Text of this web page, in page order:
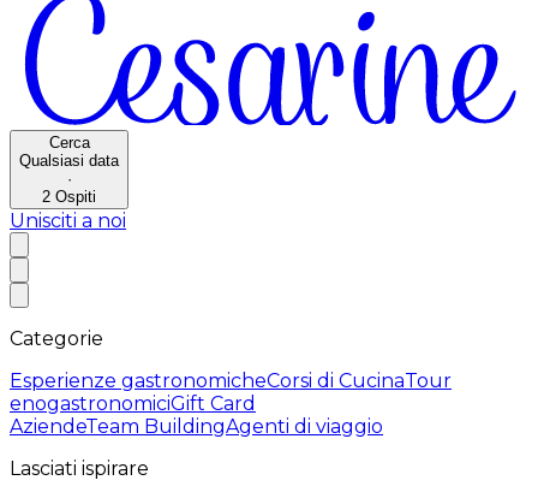
Cerca
Qualsiasi data
·
2 Ospiti
Unisciti a noi
Categorie
Esperienze gastronomicheCorsi di CucinaTour
enogastronomiciGift Card
AziendeTeam BuildingAgenti di viaggio
Lasciati ispirare